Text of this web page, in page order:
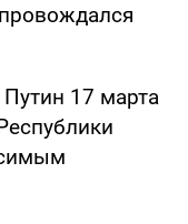
17 марта